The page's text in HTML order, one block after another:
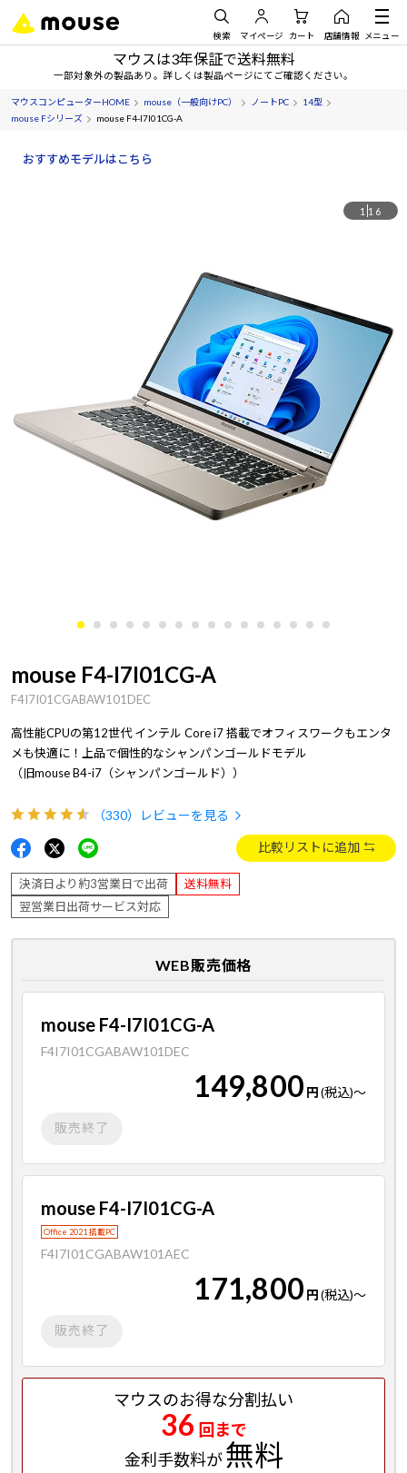
検索 マイページ カート 店舗情報 メニュー
マウスは3年保証で送料無料
一部対象外の製品あり。詳しくは製品ページにてご確認ください。
マウスコンピューターHOME mouse（一般向けPC） ノートPC
14型
mouse Fシリーズ
mouse F4-I7I01CG-A
おすすめモデルはこちら
1 16
mouse F4-I7I01CG-A
F4I7I01CGABAW101DEC
高性能CPUの第12世代 インテル Core i7 搭載でオフィスワークもエンタ
メも快適に！上品で個性的なシャンパンゴールドモデル
（旧mouse B4-i7（シャンパンゴールド））
（330） レビューを見る
比較リストに追加
決済日より約3営業日で出荷
送料無料
翌営業日出荷サービス対応
WEB販売価格
mouse F4-I7I01CG-A
F4I7I01CGABAW101DEC
149,800 円(税込)～
販売終了
mouse F4-I7I01CG-A
Office 2021 搭載PC
F4I7I01CGABAW101AEC
171,800 円(税込)～
販売終了
マウスのお得な分割払い
36 回まで
金利手数料が無料